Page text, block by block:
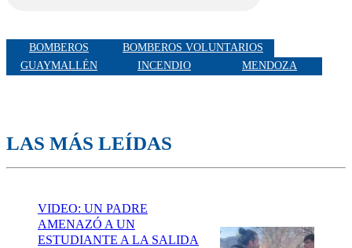
BOMBEROS
BOMBEROS VOLUNTARIOS
GUAYMALLÉN
INCENDIO MENDOZA
LAS MÁS LEÍDAS
VIDEO: UN PADRE
AMENAZÓ A UN
ESTUDIANTE A LA SALIDA